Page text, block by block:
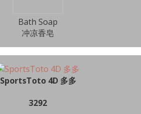
Bath Soap
冲凉香皂
SportsToto 4D 多多
3292